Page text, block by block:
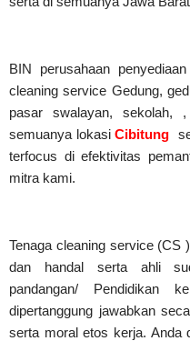
BIN perusahaan
cleaning service Gedung,
pasar swalayan, sekolah,
semuanya lokasiCibitung
terfocus di efektivitas
mitra kami.
Tenaga cleaning service (CS
dan handal serta ahli
pandangan/ Pendidikan
dipertanggung jawabkan
serta moral etos kerja. Anda